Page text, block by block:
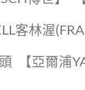
客林渥
【亞爾浦